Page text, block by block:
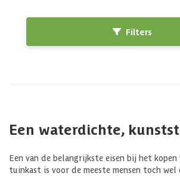
Filters
Een waterdichte,
Een van de belangrijkste eisen bij het
tuinkast is voor de meeste mensen toch